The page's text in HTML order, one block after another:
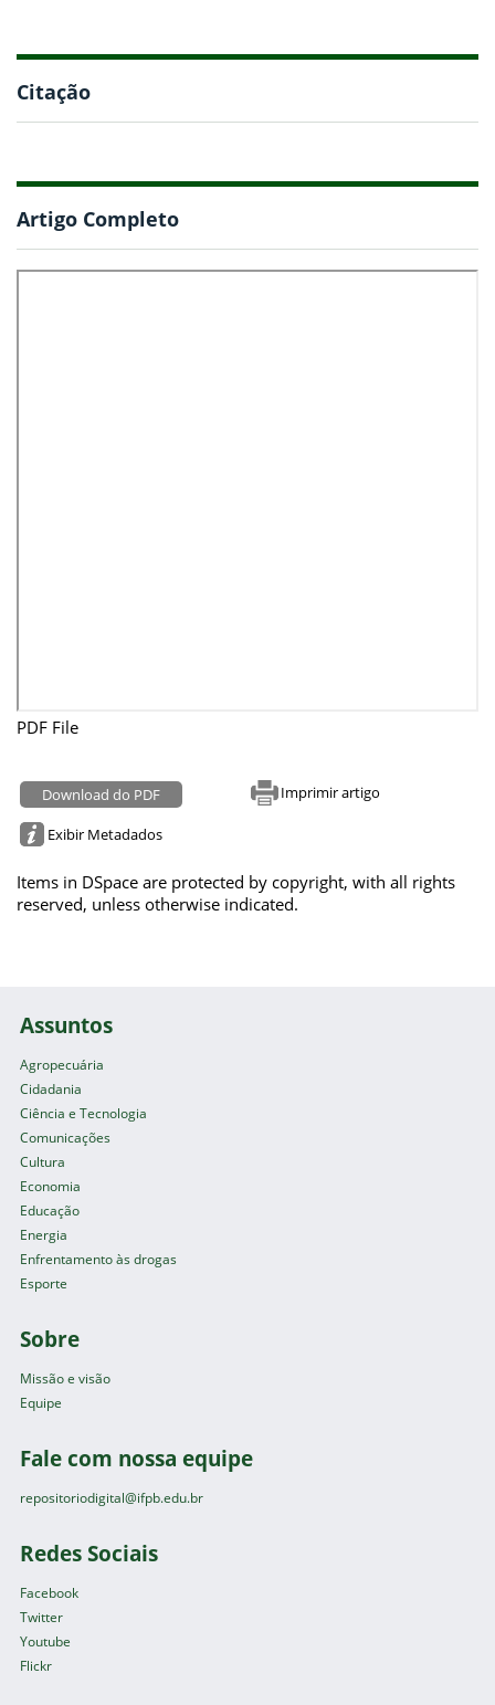
Citação
Artigo Completo
PDF File
Download do PDF Imprimir artigo
Exibir Metadados
Items in DSpace are protected by copyright, with all rights
reserved, unless otherwise indicated.
Assuntos
Agropecuária
Cidadania
Ciência e Tecnologia
Comunicações
Cultura
Economia
Educação
Energia
Enfrentamento às drogas
Esporte
Sobre
Missão e visão
Equipe
Fale com nossa equipe
repositoriodigital@ifpb.edu.br
Redes Sociais
Facebook
Twitter
Youtube
Flickr